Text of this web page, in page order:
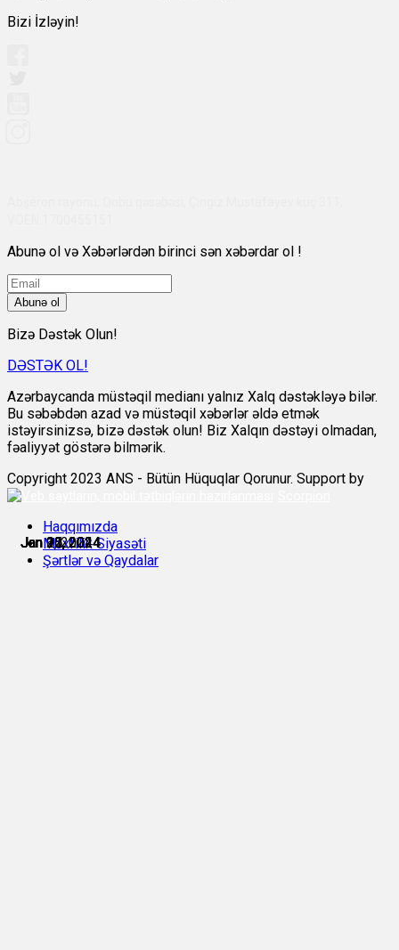
Jan 9, 2024
Jan 10, 2024
Jan 11, 2024
Jan 15, 2024
Jan 22, 2024
Jan 30, 2024
Bizi İzləyin!
Abunə ol və Xəbərlərdən birinci sən xəbərdar ol !
Abunə ol
Bizə Dəstək Olun!
DƏSTƏK OL!
Azərbaycanda müstəqil medianı yalnız Xalq dəstəkləyə bilər.
Bu səbəbdən azad və müstəqil xəbərlər əldə etmək
istəyirsinizsə, bizə dəstək olun! Biz Xalqın dəstəyi olmadan,
fəaliyyət göstərə bilmərik.
Copyright 2023 ANS - Bütün Hüquqlar Qorunur. Support by
Haqqımızda
Məxfilik Siyasəti
Şərtlər və Qaydalar